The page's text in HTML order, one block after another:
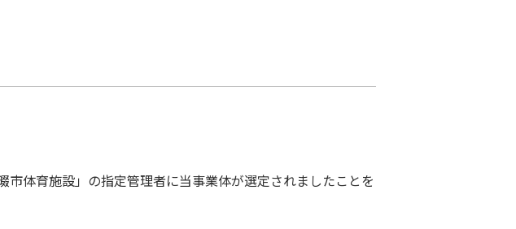
体育施設」の指定管理者に当事業体が選定されましたことを